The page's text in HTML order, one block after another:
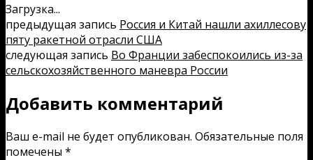
Загрузка...
предыдущая запись Россия и Китай нашли ахиллесову
пяту ракетной отрасли США
следующая запись Во Франции забеспокоились из-за
сельскохозяйственного маневра России
Добавить комментарий
Ваш e-mail не будет опубликован. Обязательные поля
помечены *